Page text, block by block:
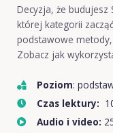
Decyzja, że budujesz
której kategorii
podstawowe
Zobacz jak
Poziom:
Czas lektury:
Audio i video: